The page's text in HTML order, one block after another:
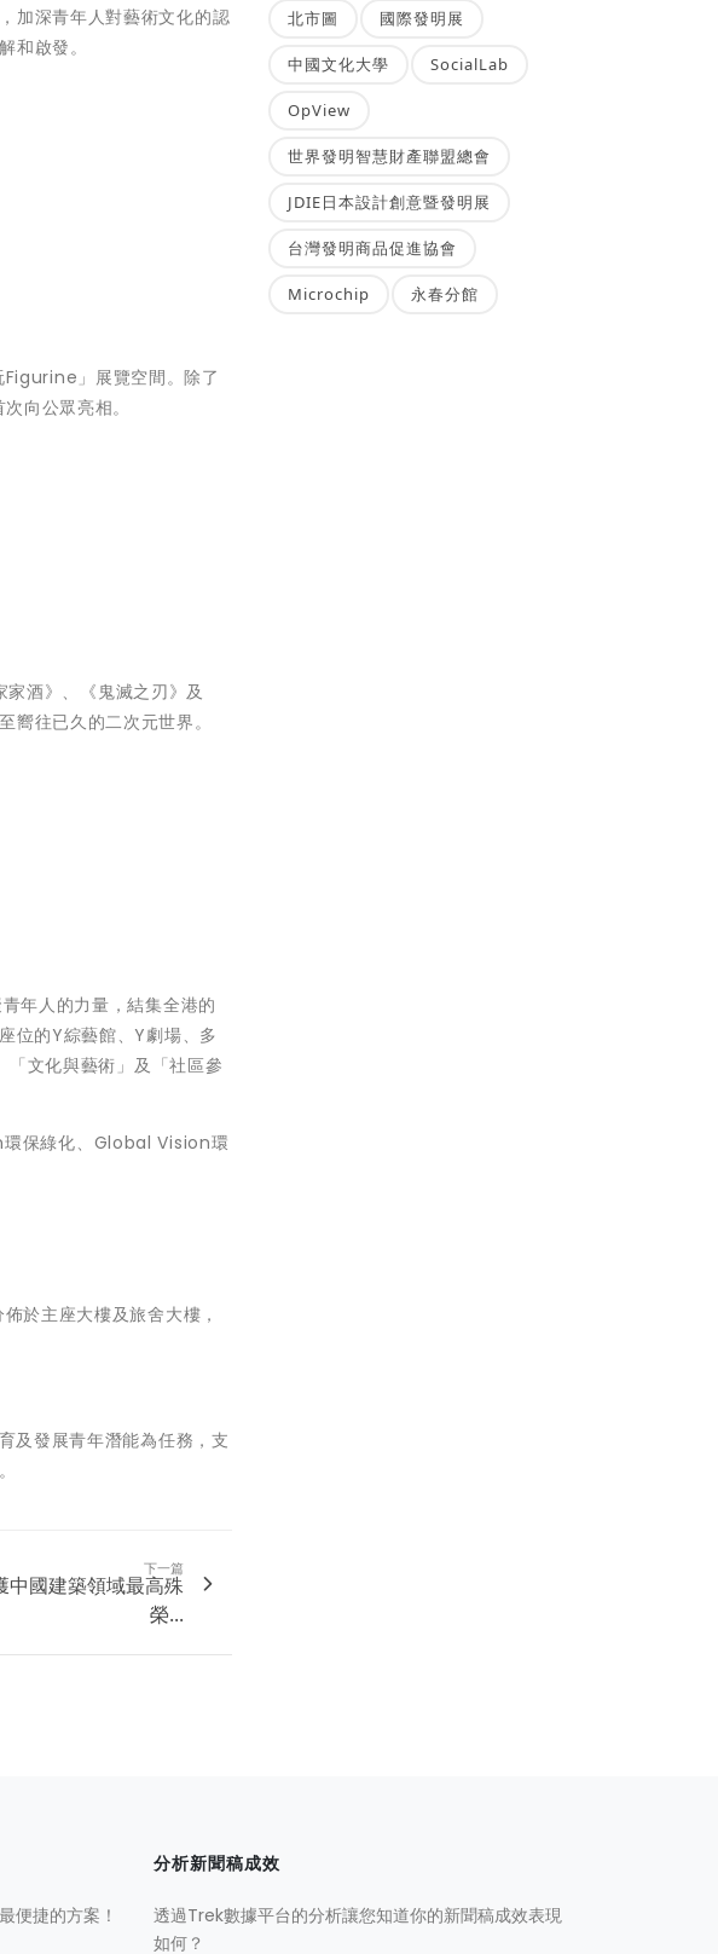
加深青年人對藝術文化的認
和啟發。
」展覽空間。除了
向公眾亮相。
酒》、《鬼滅之刃》及
嚮往已久的二次元世界。
年人的力量，結集全港的
位的Y綜藝館、Y劇場、多
文化與藝術」及「社區參
保綠化、Global Vision環
於主座大樓及旅舍大樓，
及發展青年潛能為任務，支
下一篇
中國建築領域最高殊
榮...
北市圖 國際發明展
中國文化大學 SocialLab
OpView
世界發明智慧財產聯盟總會
JDIE日本設計創意暨發明展
台灣發明商品促進協會
Microchip 永春分館
便捷的方案！
分析新聞稿成效
透過Trek數據平台的分析讓您知道你的新聞稿成效表現
如何？